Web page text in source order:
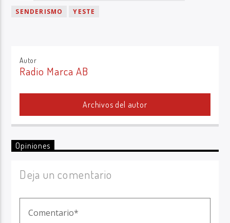
SENDERISMO
YESTE
Autor
Radio Marca AB
Archivos del autor
Opiniones
Deja un comentario